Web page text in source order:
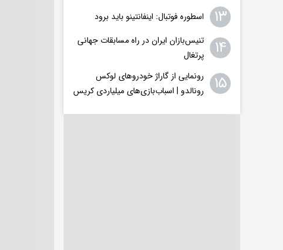
۱۳ اسطوره فوتبال: اینفانتینو باید برود
۱۴
تنیس‌بازان ایران در راه مسابقات جهانی
پرتغال
۱۵
رونمایی از گاراژ خودروهای لوکس
رونالدو | اسباب‌‌بازی‌های میلیاردی کریس